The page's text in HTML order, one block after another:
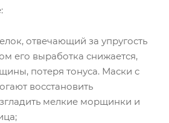
отвечающий за упругость
его выработка снижается,
потеря тонуса. Маски с
восстановить
мелкие морщинки и